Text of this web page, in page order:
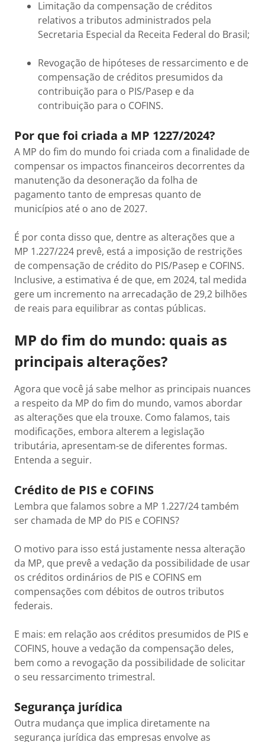
Limitação da compensação de créditos
relativos a tributos administrados pela
Secretaria Especial da Receita Federal do Brasil;
Revogação de hipóteses de ressarcimento e de
compensação de créditos presumidos da
contribuição para o PIS/Pasep e da
contribuição para o COFINS.
Por que foi criada a MP 1227/2024?
A MP do fim do mundo foi criada com a finalidade de
compensar os impactos financeiros decorrentes da
manutenção da desoneração da folha de
pagamento tanto de empresas quanto de
municípios até o ano de 2027.
É por conta disso que, dentre as alterações que a
MP 1.227/224 prevê, está a imposição de restrições
de compensação de crédito do PIS/Pasep e COFINS.
Inclusive, a estimativa é de que, em 2024, tal medida
gere um incremento na arrecadação de 29,2 bilhões
de reais para equilibrar as contas públicas.
MP do fim do mundo: quais as
principais alterações?
Agora que você já sabe melhor as principais nuances
a respeito da MP do fim do mundo, vamos abordar
as alterações que ela trouxe. Como falamos, tais
modificações, embora alterem a legislação
tributária, apresentam-se de diferentes formas.
Entenda a seguir.
Crédito de PIS e COFINS
Lembra que falamos sobre a MP 1.227/24 também
ser chamada de MP do PIS e COFINS?
O motivo para isso está justamente nessa alteração
da MP, que prevê a vedação da possibilidade de usar
os créditos ordinários de PIS e COFINS em
compensações com débitos de outros tributos
federais.
E mais: em relação aos créditos presumidos de PIS e
COFINS, houve a vedação da compensação deles,
bem como a revogação da possibilidade de solicitar
o seu ressarcimento trimestral.
Segurança jurídica
Outra mudança que implica diretamente na
segurança jurídica das empresas envolve as